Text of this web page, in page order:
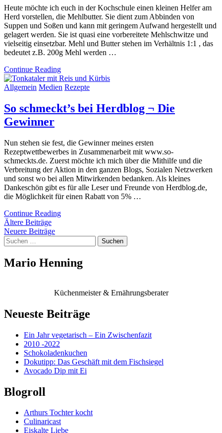
Heute möchte ich euch in der Kochschule einen kleinen Helfer am
Herd vorstellen, die Mehlbutter. Sie dient zum Abbinden von
Suppen und Soßen und kann mit geringem Aufwand hergestellt und
gelagert werden. Sie ist quasi eine vorbereitete Mehlschwitze und
vielseitig einsetzbar. Mehl und Butter stehen im Verhältnis 1:1 , das
bedeutet z.B. 200g Mehl werden …
Continue Reading
Allgemein Medien Rezepte
So schmeckt’s bei Herdblog ¬ Die
Gewinner
Nun stehen sie fest, die Gewinner meines ersten
Rezeptwettbewerbes in Zusammenarbeit mit www.so-
schmeckts.de. Zuerst möchte ich mich über die Mithilfe und die
Verbreitung der Aktion in den ganzen Blogs, Sozialen Netzwerken
und sonst wo bei allen Mitwirkenden bedanken. Als kleines
Dankeschön gibt es für alle Leser und Freunde von Herdblog.de,
die Möglichkeit für einen Rabatt von 5% …
Continue Reading
Beitragsnavigation
Ältere Beiträge
Neuere Beiträge
Suchen
nach:
Mario Henning
Küchenmeister & Ernährungsberater
Neueste Beiträge
Ein Jahr vegetarisch – Ein Zwischenfazit
2010 -2022
Schokoladenkuchen
Dokutipp: Das Geschäft mit dem Fischsiegel
Avocado Dip mit Ei
Blogroll
Arthurs Tochter kocht
Culinaricast
Eiskalte Liebe